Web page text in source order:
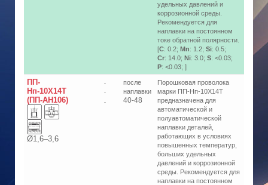
удельных давлений и
коррозионной среды.
Рекомендуется для
наплавки на постоянном
токе обратной полярности.
[C: 0.2; Mn: 1.2; Si: 0.5;
Cr: 14.0; Ni: 3.0; S: <0.03;
P: <0.03; ]
ПП-
Нп-10Х14Т
(ПП-АН106)
Ø1,6–3,6
-
-
-
после
наплавки
40-48
Порошковая проволока
марки ПП-Нп-10Х14Т
предназначена для
автоматической и
полуавтоматической
наплавки деталей,
работающих в условиях
повышенных температур,
больших удельных
давлений и коррозионной
среды. Рекомендуется для
наплавки на постоянном